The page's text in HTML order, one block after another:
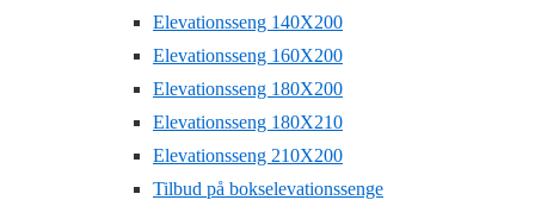
Elevationsseng 140X200
Elevationsseng 160X200
Elevationsseng 180X200
Elevationsseng 180X210
Elevationsseng 210X200
Tilbud på bokselevationssenge